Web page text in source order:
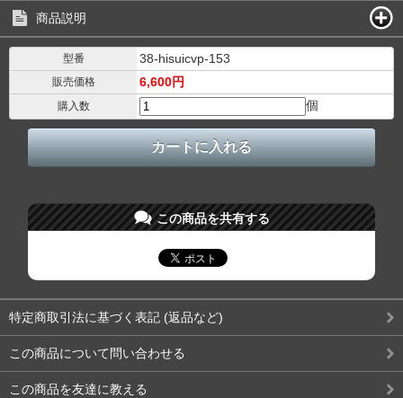
商品説明
型番 38-hisuicvp-153
販売価格 6,600円
購入数 個
この商品を共有する
特定商取引法に基づく表記 (返品など)
この商品について問い合わせる
この商品を友達に教える